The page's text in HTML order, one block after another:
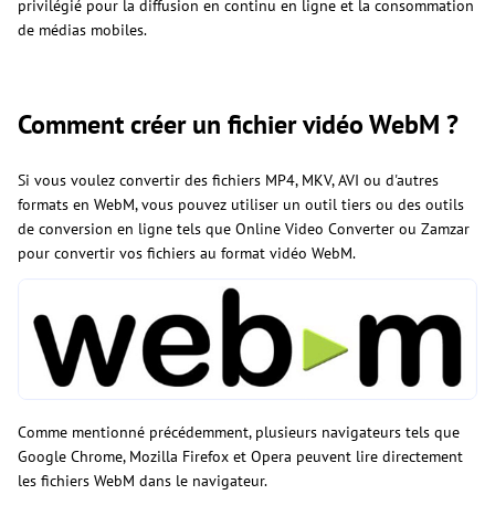
privilégié pour la diffusion en continu en ligne et la consommation
de médias mobiles.
Comment créer un fichier vidéo WebM ?
Si vous voulez convertir des fichiers MP4, MKV, AVI ou d'autres
formats en WebM, vous pouvez utiliser un outil tiers ou des outils
de conversion en ligne tels que Online Video Converter ou Zamzar
pour convertir vos fichiers au format vidéo WebM.
Comme mentionné précédemment, plusieurs navigateurs tels que
Google Chrome, Mozilla Firefox et Opera peuvent lire directement
les fichiers WebM dans le navigateur.